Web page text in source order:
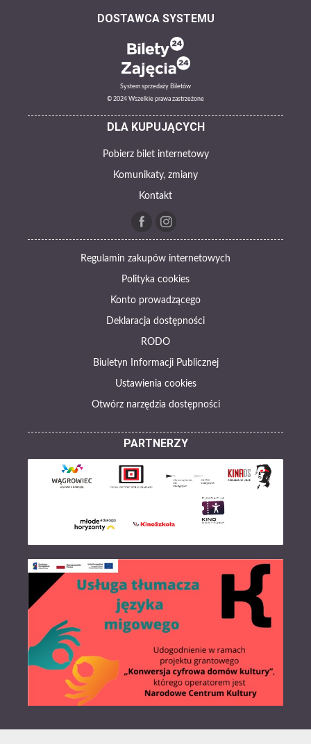
DOSTAWCA SYSTEMU
System sprzedaży Biletów
© 2024 Wszelkie prawa zastrzeżone
DLA KUPUJĄCYCH
Pobierz bilet internetowy
Komunikaty, zmiany
Kontakt
Regulamin zakupów internetowych
Polityka cookies
Konto prowadzącego
Deklaracja dostępności
RODO
Biuletyn Informacji Publicznej
Ustawienia cookies
Otwórz narzędzia dostępności
PARTNERZY